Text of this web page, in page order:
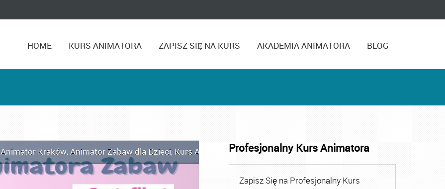
HOME KURS ANIMATORA ZAPISZ SIĘ NA KURS AKADEMIA ANIMATORA BLOG
Animator Kraków,Animator Zabaw dla Dzieci, Kurs Animatora,Kurs Animatora Czasu Wolnego,Kurs Animatora
Profesjonalny Kurs Animatora
Zapisz Się na Profesjonalny Kurs